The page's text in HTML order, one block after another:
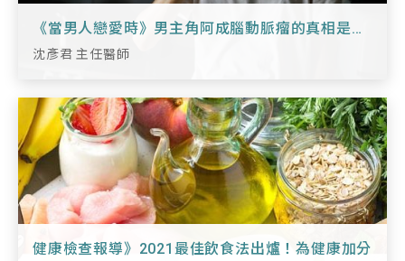
《當男人戀愛時》男主角阿成腦動脈瘤的真相是…
沈彥君 主任醫師
健康檢查報導》2021最佳飲食法出爐！為健康加分